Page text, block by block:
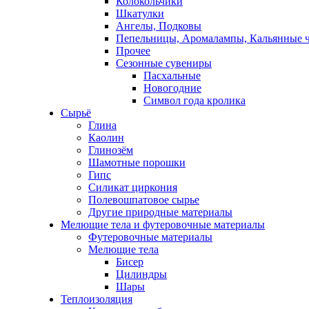
Шкатулки
Ангелы, Подковы
Пепельницы, Аромалампы, Кальянные
Прочее
Сезонные сувениры
Пасхальные
Новогодние
Символ года кролика
Сырьё
Глина
Каолин
Глинозём
Шамотные порошки
Гипс
Силикат циркония
Полевошпатовое сырье
Другие природные материалы
Мелющие тела и футеровочные материалы
Футеровочные материалы
Мелющие тела
Бисер
Цилиндры
Шары
Теплоизоляция